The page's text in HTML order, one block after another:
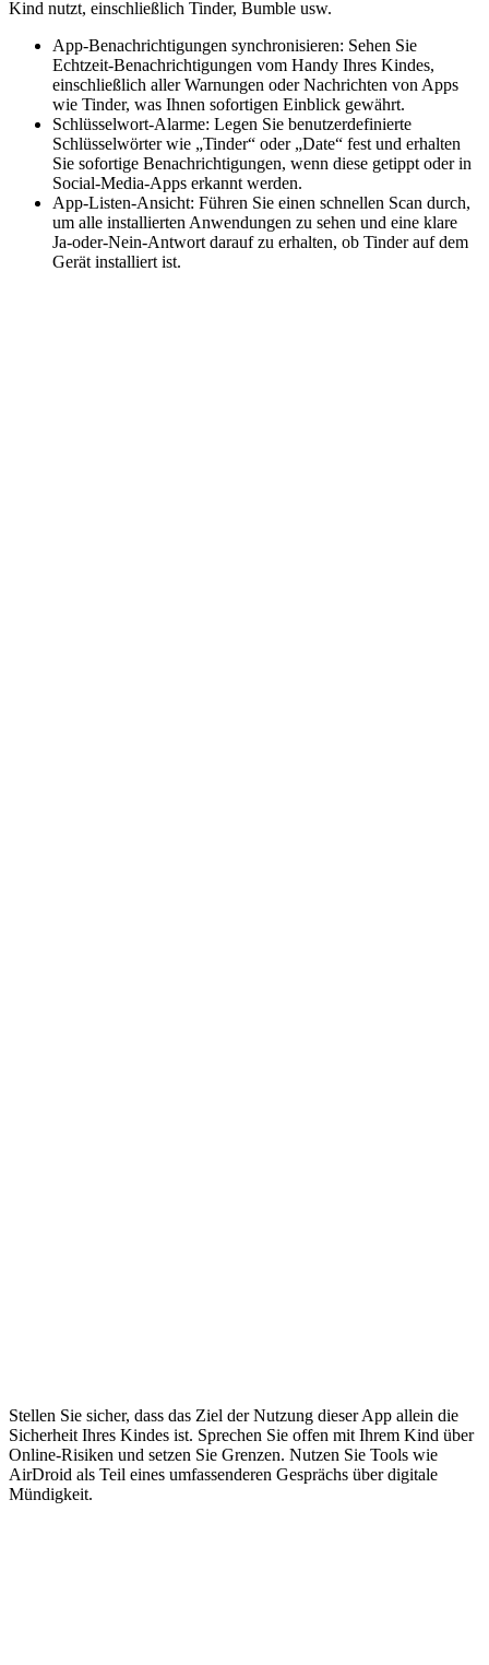
Kind nutzt, einschließlich Tinder, Bumble usw.
App-Benachrichtigungen synchronisieren: Sehen Sie
Echtzeit-Benachrichtigungen vom Handy Ihres Kindes,
einschließlich aller Warnungen oder Nachrichten von Apps
wie Tinder, was Ihnen sofortigen Einblick gewährt.
Schlüsselwort-Alarme: Legen Sie benutzerdefinierte
Schlüsselwörter wie „Tinder“ oder „Date“ fest und erhalten
Sie sofortige Benachrichtigungen, wenn diese getippt oder in
Social-Media-Apps erkannt werden.
App-Listen-Ansicht: Führen Sie einen schnellen Scan durch,
um alle installierten Anwendungen zu sehen und eine klare
Ja-oder-Nein-Antwort darauf zu erhalten, ob Tinder auf dem
Gerät installiert ist.
Stellen Sie sicher, dass das Ziel der Nutzung dieser App allein die
Sicherheit Ihres Kindes ist. Sprechen Sie offen mit Ihrem Kind über
Online-Risiken und setzen Sie Grenzen. Nutzen Sie Tools wie
AirDroid als Teil eines umfassenderen Gesprächs über digitale
Mündigkeit.